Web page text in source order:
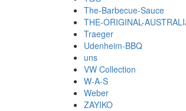
The-Barbecue-Sauce
THE-ORIGINAL-
Traeger
Udenheim-BBQ
uns
VW Collection
W-A-S
Weber
ZAYIKO